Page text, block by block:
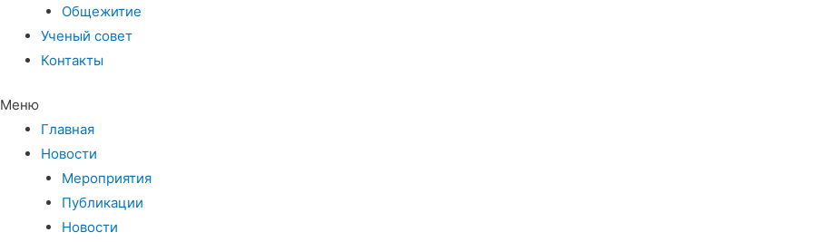
Общежитие
Ученый совет
Контакты
Меню
Главная
Новости
Мероприятия
Публикации
Новости